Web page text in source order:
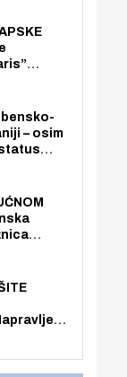
170
– osim
Pristup
i
adresu